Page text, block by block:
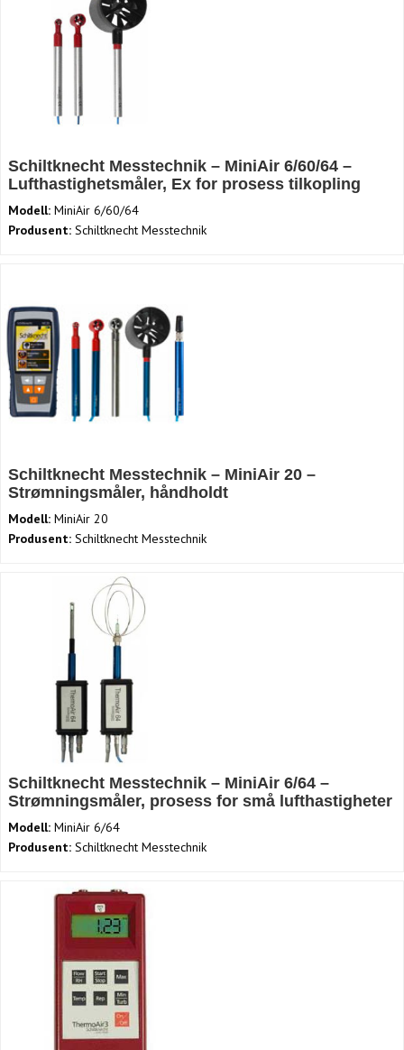
Schiltknecht Messtechnik – MiniAir 6/60/64 –
Lufthastighetsmåler, Ex for prosess tilkopling
Modell: MiniAir 6/60/64
Produsent: Schiltknecht Messtechnik
Schiltknecht Messtechnik – MiniAir 20 –
Strømningsmåler, håndholdt
Modell: MiniAir 20
Produsent: Schiltknecht Messtechnik
Schiltknecht Messtechnik – MiniAir 6/64 –
Strømningsmåler, prosess for små lufthastigheter
Modell: MiniAir 6/64
Produsent: Schiltknecht Messtechnik